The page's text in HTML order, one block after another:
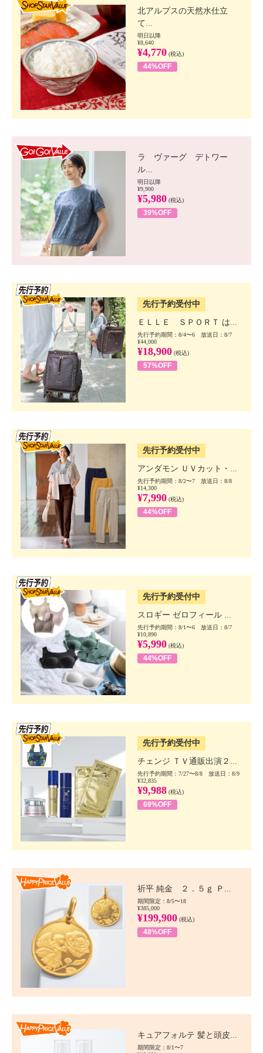
北アルプスの天然水仕立
て...
明日以降
¥8,640
¥4,770 (税込)
44%OFF
ラ ヴァーグ デトワー
ル...
明日以降
¥9,900
¥5,980 (税込)
39%OFF
先行予約受付中
ＥＬＬＥ ＳＰＯＲＴ は...
先行予約期間：8/4〜6 放送日：8/7
¥44,000
¥18,900 (税込)
57%OFF
先行予約受付中
アンダモン ＵＶカット・...
先行予約期間：8/2〜7 放送日：8/8
¥14,300
¥7,990 (税込)
44%OFF
先行予約受付中
スロギー ゼロフィール ...
先行予約期間：8/1〜6 放送日：8/7
¥10,890
¥5,990 (税込)
44%OFF
先行予約受付中
チェンジ ＴＶ通販出演２...
先行予約期間：7/27〜8/8 放送日：8/9
¥32,835
¥9,988 (税込)
69%OFF
祈平 純金 ２．５ｇ Ｐ...
期間限定：8/5〜18
¥385,000
¥199,900 (税込)
48%OFF
キュアフォルテ 髪と頭皮...
期間限定：8/1〜7